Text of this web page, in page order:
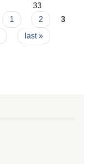
33
1 2
3
last »